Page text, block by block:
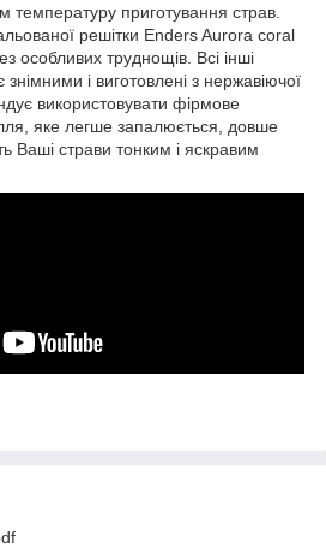
приготування страв.
решітки Enders Aurora coral
особливих труднощів. Всі інші
і виготовлені з нержавіючої
використовувати фірмове
яке легше запалюється, довше
Ваші страви тонким і яскравим